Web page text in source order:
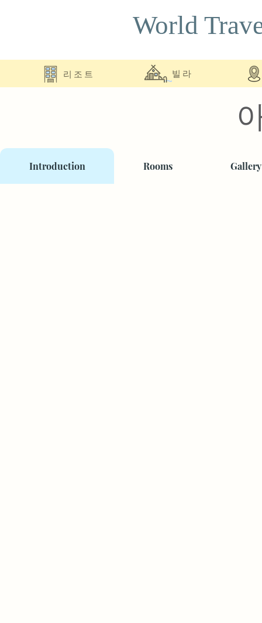
World
리조트 빌라
Introduction Rooms Gallery